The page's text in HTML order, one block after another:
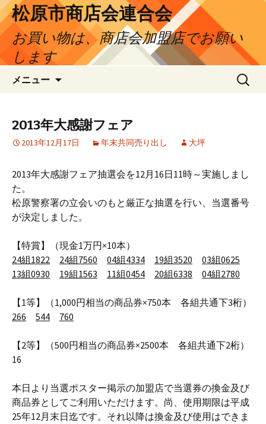
松原市商店会連合会
お買い物は、商店会加盟店でお願い
します
メニュー
ツ
へ
キ
プ
検
索:
2013年大感謝フェア
2013年12月17日 年末共同売り出し 大坪
2013年大感謝フェア抽選会を12月16日11時～実施しまし
た。
松原警察署の立会いのもと厳正な抽選を行い、当選番号
が決定しました。
【特賞】（現金1万円×10本）
24組1822 24組7560 04組4334 19組3520 03組0625
13組0930 19組1563 11組0454 20組6338 04組2780
【1等】（1,000円相当の商品券×750本 各組共通下3桁）
266
544 760
【2等】（500円相当の商品券×2500本 各組共通下2桁）
16
本日より当選ポスター掲示の加盟店で当選券の換金及び
商品券としてご利用いただけます。尚、使用期限は平成
25年12月末日迄です。それ以降は換金及び使用はできま